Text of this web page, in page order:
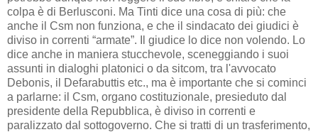
colpa è di Berlusconi. Ma Tinti dice una cosa di più: che
anche il Csm non funziona, e che il sindacato dei giudici è
diviso in correnti “armate”. Il giudice lo dice non volendo. Lo
dice anche in maniera stucchevole, sceneggiando i suoi
assunti in dialoghi platonici o da sitcom, tra l'avvocato
Debonis, il Defarabuttis etc., ma è importante che si cominci
a parlarne: il Csm, organo costituzionale, presieduto dal
presidente della Repubblica, è diviso in correnti e
paralizzato dal sottogoverno. Che si tratti di un trasferimento,